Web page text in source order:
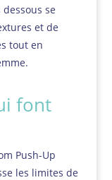
se
et de
tout en
font
Push-Up
les limites de